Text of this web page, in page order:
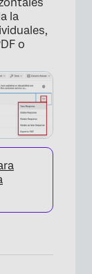
×
la
o